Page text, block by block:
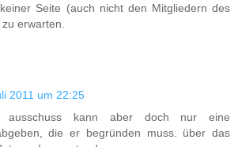
Seite (auch nicht den Mitgliedern des
erwarten.
2011 um 22:25
ausschuss kann aber doch nur eine
die er begründen muss. über das